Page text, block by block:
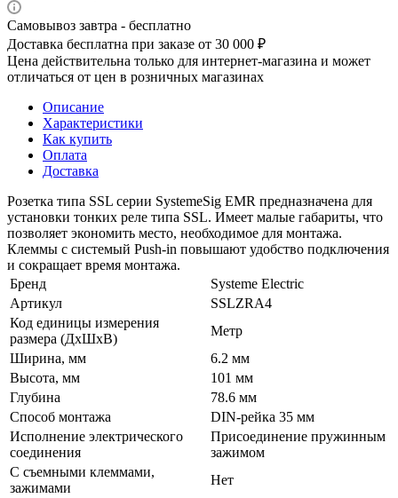
Самовывоз завтра - бесплатно
Доставка бесплатна при заказе от 30 000 ₽
Цена действительна только для интернет-магазина и может
отличаться от цен в розничных магазинах
Описание
Характеристики
Как купить
Оплата
Доставка
Розетка типа SSL серии SystemeSig EMR предназначена для
установки тонких реле типа SSL. Имеет малые габариты, что
позволяет экономить место, необходимое для монтажа.
Клеммы с системый Push-in повышают удобство подключения
и сокращает время монтажа.
Бренд
Systeme Electric
Артикул
SSLZRA4
Код единицы измерения
размера (ДхШхВ)
Метр
Ширина, мм
6.2 мм
Высота, мм
101 мм
Глубина
78.6 мм
Способ монтажа
DIN-рейка 35 мм
Исполнение электрического
соединения
Присоединение пружинным
зажимом
С съемными клеммами,
зажимами
Нет